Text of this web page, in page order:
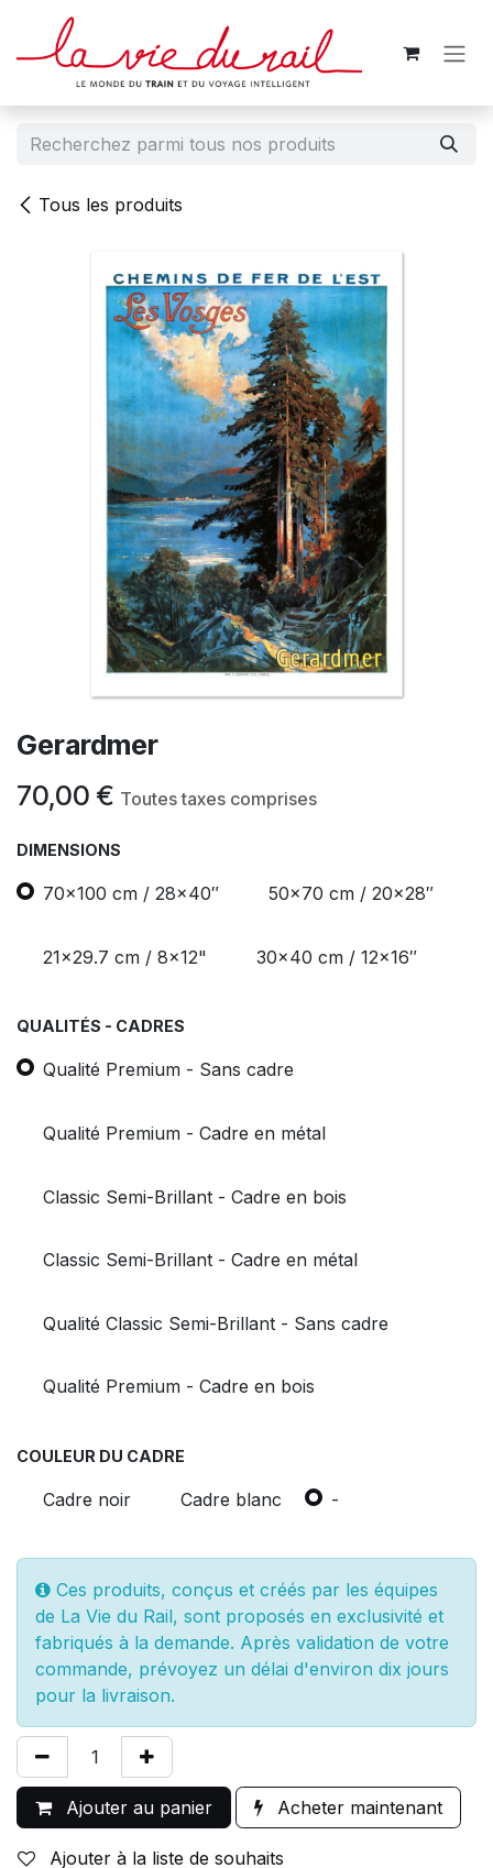
Se rendre au contenu
Tous les produits
Gerardmer
70,00 € Toutes taxes comprises
DIMENSIONS
70x100 cm / 28x40″ 50x70 cm / 20x28″
21x29.7 cm / 8x12" 30x40 cm / 12x16″
QUALITÉS - CADRES
Qualité Premium - Sans cadre
Qualité Premium - Cadre en métal
Classic Semi-Brillant - Cadre en bois
Classic Semi-Brillant - Cadre en métal
Qualité Classic Semi-Brillant - Sans cadre
Qualité Premium - Cadre en bois
COULEUR DU CADRE
Cadre noir Cadre blanc -
Ces produits, conçus et créés par les équipes
de La Vie du Rail, sont proposés en exclusivité et
fabriqués à la demande. Après validation de votre
commande, prévoyez un délai d'environ dix jours
pour la livraison.
Ajouter au panier Acheter maintenant
Ajouter à la liste de souhaits